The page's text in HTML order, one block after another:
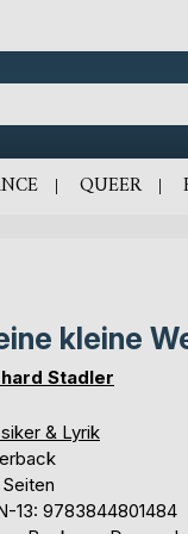
QUEER
kleine
Stadler
& Lyrik
13: 9783844801484